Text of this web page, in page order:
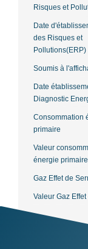
Risques et
Date
des Risques et
Pollutions(ERP)
Soumis à
Date
Diagnostic
Consommation
primaire
Valeur
énergie primaire
Gaz Effet de
Valeur Gaz